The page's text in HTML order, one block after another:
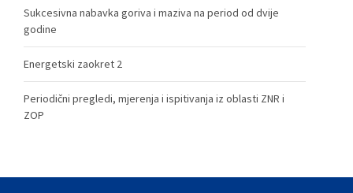
Sukcesivna nabavka goriva i maziva na period od dvije
godine
Energetski zaokret 2
Periodični pregledi, mjerenja i ispitivanja iz oblasti ZNR i
ZOP